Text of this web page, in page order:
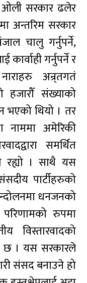
सरकार ढलेर
अन्तरिम सरकार
चालु गर्नुपर्ने,
कार्वाही गर्नुपर्ने र
अन्र्तगतं
हजारौँ संख्याको
भएको थियो । तर
अमेरिकी
समर्थित
रह्यो । साथै यस
पार्टीहरुको
धनजनको
रुपमा
विस्तारवादको
छ । यस सरकारले
संसद बनाउने हो